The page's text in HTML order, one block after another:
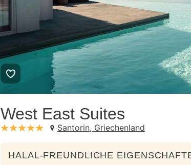
West East Suites
stars: 5Santorin, Griechenland
HALAL-FREUNDLICHE